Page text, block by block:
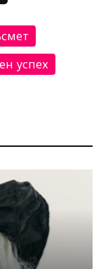
успех